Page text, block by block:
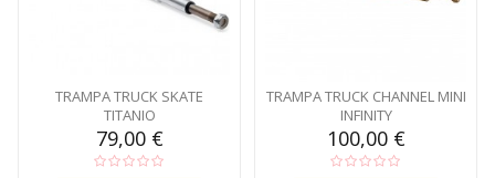
TRAMPA TRUCK SKATE
TITANIO
79,00 €
TRAMPA TRUCK CHANNEL MINI
INFINITY
100,00 €